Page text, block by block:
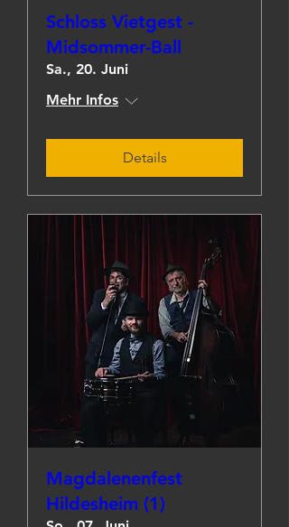
Schloss Vietgest -
Midsommer-Ball
Sa., 20. Juni
Mehr Infos
Details
Magdalenenfest
Hildesheim (1)